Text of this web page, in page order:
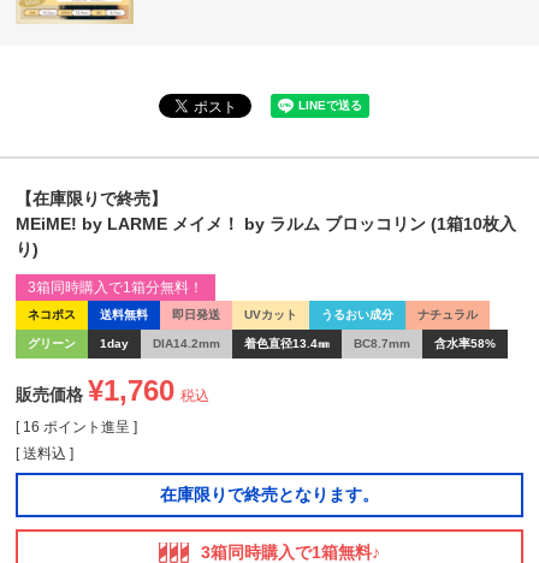
【在庫限りで終売】
MEiME! by LARME メイメ！ by ラルム ブロッコリン (1箱10枚入
り)
ネコポス 送料無料 即日発送 UVカット うるおい成分 ナチュラル
グリーン 1day DIA14.2mm 着色直径13.4㎜ BC8.7mm 含水率58%
3箱同時購入で1箱分無料！
販売価格 ¥1,760 税込
[ 16 ポイント進呈 ]
送料込
在庫限りで終売となります。
3箱同時購入で1箱無料♪